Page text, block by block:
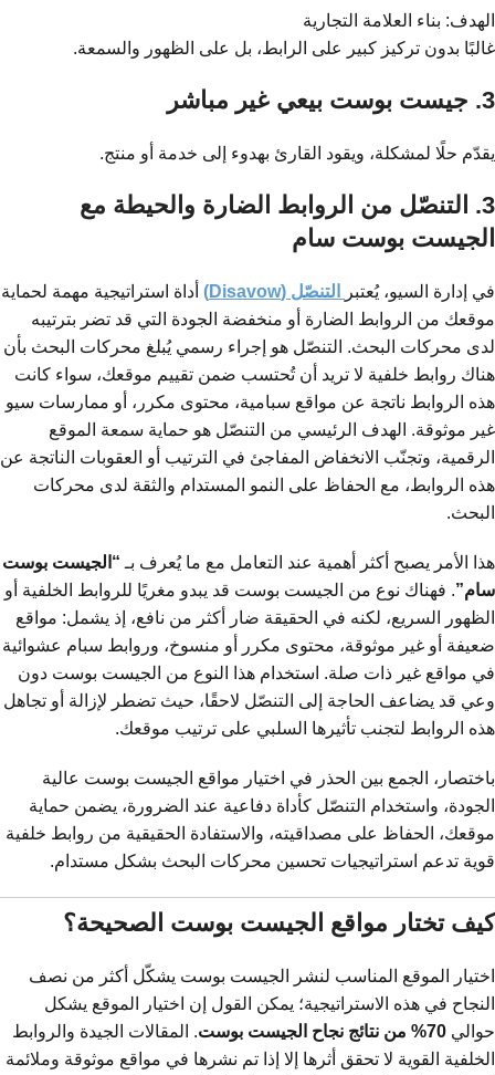
الهدف: بناء العلامة التجارية
غالبًا بدون تركيز كبير على الرابط، بل على الظهور والسمعة.
3. جيست بوست بيعي غير مباشر
يقدّم حلًا لمشكلة، ويقود القارئ بهدوء إلى خدمة أو منتج.
3. التنصّل من الروابط الضارة والحيطة مع
الجيست بوست سام
في إدارة السيو، يُعتبر التنصّل (Disavow)
أداة استراتيجية مهمة لحماية
موقعك من الروابط الضارة أو منخفضة الجودة التي قد تضر بترتيبه
لدى محركات البحث. التنصّل هو إجراء رسمي يُبلغ محركات البحث بأن
هناك روابط خلفية لا تريد أن تُحتسب ضمن تقييم موقعك، سواء كانت
هذه الروابط ناتجة عن مواقع سبامية، محتوى مكرر، أو ممارسات سيو
غير موثوقة. الهدف الرئيسي من التنصّل هو حماية سمعة الموقع
الرقمية، وتجنّب الانخفاض المفاجئ في الترتيب أو العقوبات الناتجة عن
هذه الروابط، مع الحفاظ على النمو المستدام والثقة لدى محركات
البحث.
هذا الأمر يصبح أكثر أهمية عند التعامل مع ما يُعرف بـ “الجيست بوست
سام”. فهناك نوع من الجيست بوست قد يبدو مغريًا للروابط الخلفية أو
الظهور السريع، لكنه في الحقيقة ضار أكثر من نافع، إذ يشمل: مواقع
ضعيفة أو غير موثوقة، محتوى مكرر أو منسوخ، وروابط سبام عشوائية
في مواقع غير ذات صلة. استخدام هذا النوع من الجيست بوست دون
وعي قد يضاعف الحاجة إلى التنصّل لاحقًا، حيث تضطر لإزالة أو تجاهل
هذه الروابط لتجنب تأثيرها السلبي على ترتيب موقعك.
باختصار، الجمع بين الحذر في اختيار مواقع الجيست بوست عالية
الجودة، واستخدام التنصّل كأداة دفاعية عند الضرورة، يضمن حماية
موقعك، الحفاظ على مصداقيته، والاستفادة الحقيقية من روابط خلفية
قوية تدعم استراتيجيات تحسين محركات البحث بشكل مستدام.
كيف تختار مواقع الجيست بوست الصحيحة؟
اختيار الموقع المناسب لنشر الجيست بوست يشكّل أكثر من نصف
النجاح في هذه الاستراتيجية؛ يمكن القول إن اختيار الموقع يشكل
حوالي 70% من نتائج نجاح الجيست بوست
. المقالات الجيدة والروابط
الخلفية القوية لا تحقق أثرها إلا إذا تم نشرها في مواقع موثوقة وملائمة